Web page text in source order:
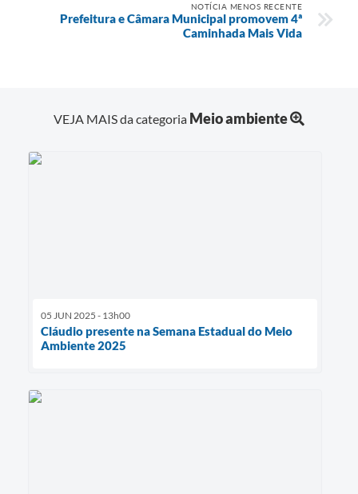
NOTÍCIA MENOS RECENTE
Prefeitura e Câmara Municipal promovem 4ª
Caminhada Mais Vida
VEJA MAIS da categoria Meio ambiente
05 JUN 2025 - 13h00
Cláudio presente na Semana Estadual do Meio
Ambiente 2025